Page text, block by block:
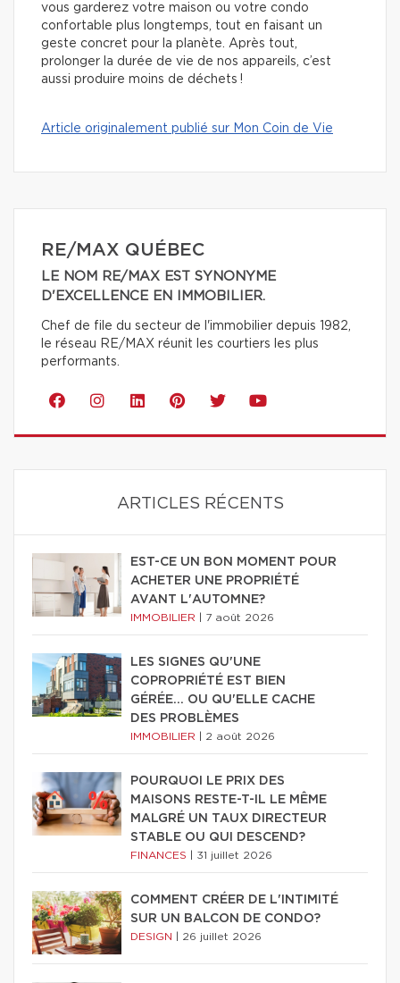
vous garderez votre maison ou votre condo
confortable plus longtemps, tout en faisant un
geste concret pour la planète. Après tout,
prolonger la durée de vie de nos appareils, c’est
aussi produire moins de déchets !
Article originalement publié sur Mon Coin de Vie
RE/MAX QUÉBEC
LE NOM RE/MAX EST SYNONYME
D'EXCELLENCE EN IMMOBILIER.
Chef de file du secteur de l'immobilier depuis 1982,
le réseau RE/MAX réunit les courtiers les plus
performants.
ARTICLES RÉCENTS
EST-CE UN BON MOMENT POUR
ACHETER UNE PROPRIÉTÉ
AVANT L'AUTOMNE?
IMMOBILIER 7 août 2026
LES SIGNES QU'UNE
COPROPRIÉTÉ EST BIEN
GÉRÉE… OU QU'ELLE CACHE
DES PROBLÈMES
IMMOBILIER 2 août 2026
POURQUOI LE PRIX DES
MAISONS RESTE-T-IL LE MÊME
MALGRÉ UN TAUX DIRECTEUR
STABLE OU QUI DESCEND?
FINANCES 31 juillet 2026
COMMENT CRÉER DE L'INTIMITÉ
SUR UN BALCON DE CONDO?
DESIGN 26 juillet 2026